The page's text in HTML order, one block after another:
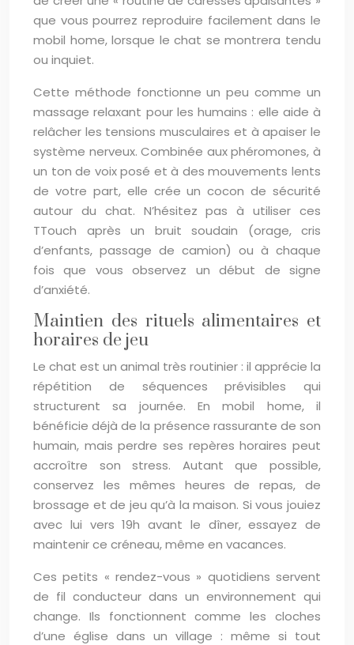
que vous pourrez reproduire facilement dans le
mobil home, lorsque le chat se montrera tendu
ou inquiet.
Cette méthode fonctionne un peu comme un
massage relaxant pour les humains : elle aide à
relâcher les tensions musculaires et à apaiser le
système nerveux. Combinée aux phéromones, à
un ton de voix posé et à des mouvements lents
de votre part, elle crée un cocon de sécurité
autour du chat. N’hésitez pas à utiliser ces
TTouch après un bruit soudain (orage, cris
d’enfants, passage de camion) ou à chaque
fois que vous observez un début de signe
d’anxiété.
Maintien des rituels alimentaires et
horaires de jeu
Le chat est un animal très routinier : il apprécie la
répétition de séquences prévisibles qui
structurent sa journée. En mobil home, il
bénéficie déjà de la présence rassurante de son
humain, mais perdre ses repères horaires peut
accroître son stress. Autant que possible,
conservez les mêmes heures de repas, de
brossage et de jeu qu’à la maison. Si vous jouiez
avec lui vers 19h avant le dîner, essayez de
maintenir ce créneau, même en vacances.
Ces petits « rendez-vous » quotidiens servent
de fil conducteur dans un environnement qui
change. Ils fonctionnent comme les cloches
d’une église dans un village : même si tout